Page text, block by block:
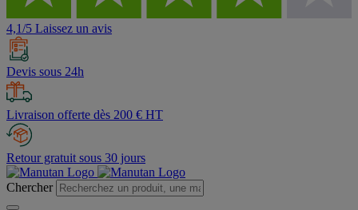
4,1/5 Laissez un avis
Devis sous 24h
Livraison offerte dès 200 € HT
Retour gratuit sous 30 jours
Chercher